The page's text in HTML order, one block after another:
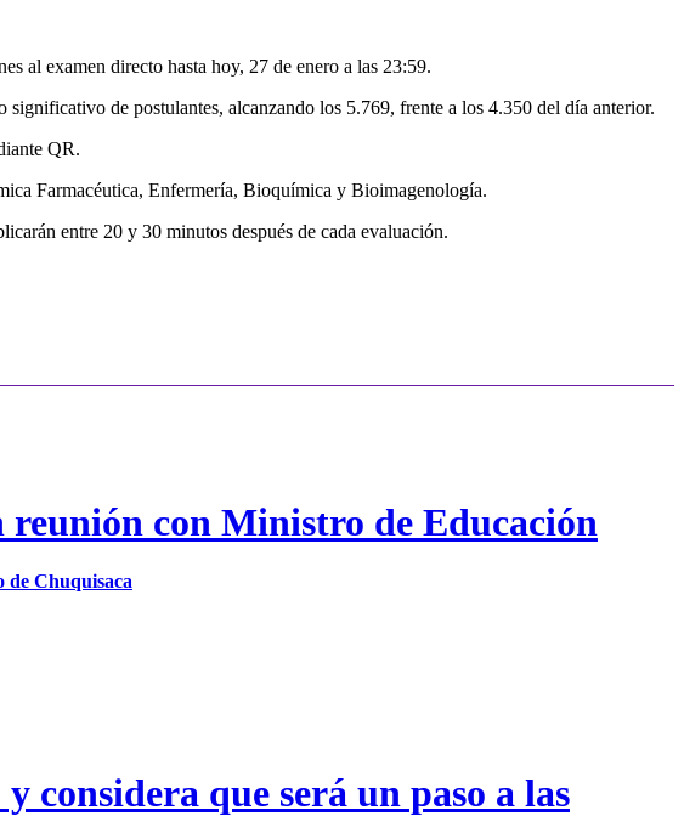
al examen directo hasta hoy, 27 de enero a las 23:59.
de postulantes, alcanzando los 5.769, frente a los 4.350 del día anterior.
QR.
Farmacéutica, Enfermería, Bioquímica y Bioimagenología.
entre 20 y 30 minutos después de cada evaluación.
con Ministro de Educación
de Chuquisaca
considera que será un paso a las